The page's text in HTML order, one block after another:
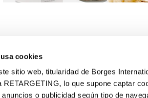
cookies
sitio web, titularidad de Borges
RETARGETING, lo que supone captar
o publicidad según tipo de